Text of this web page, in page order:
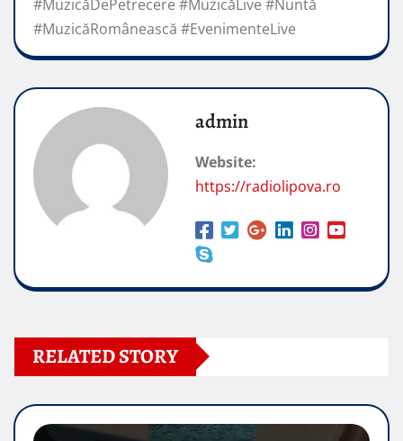
#MuzicăDePetrecere #MuzicăLive #Nuntă
#MuzicăRomânească #EvenimenteLive
admin
Website:
https://radiolipova.ro
RELATED STORY